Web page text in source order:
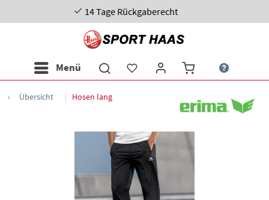
14 Tage Rückgaberecht
Menü
Übersicht Hosen lang